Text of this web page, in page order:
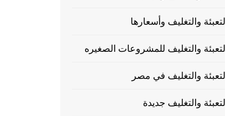
والتغليف وأسعارها
والتغليف للمشروعات الصغيره
والتغليف في مصر
والتغليف جديدة